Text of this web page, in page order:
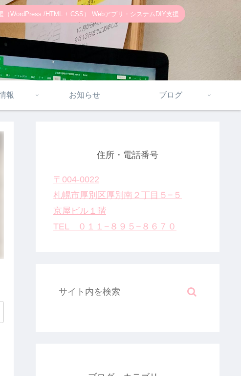
/HTML + CSS） Webアプリ・システムDIY支援
報 お知らせ ブログ
住所・電話番号
〒004-0022
札幌市厚別区厚別南２丁目５−５
京屋ビル１階
TEL ０１１−８９５−８６７０